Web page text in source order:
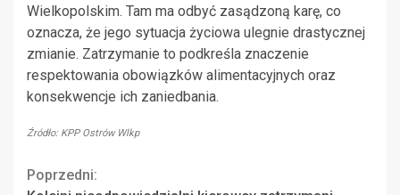
Wielkopolskim. Tam ma odbyć zasądzoną karę, co
oznacza, że jego sytuacja życiowa ulegnie drastycznej
zmianie. Zatrzymanie to podkreśla znaczenie
respektowania obowiązków alimentacyjnych oraz
konsekwencje ich zaniedbania.
Źródło: KPP Ostrów Wlkp
Continue
Poprzedni: